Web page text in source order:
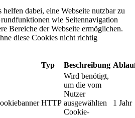
dabei, eine Webseite nutzbar zu
wie Seitennavigation
Bereiche der Webseite ermöglichen.
diese Cookies nicht richtig
Typ Beschreibung
HTTP
Wird benötigt,
um die vom
Nutzer
ausgewählten
Cookie-
1 Jahr